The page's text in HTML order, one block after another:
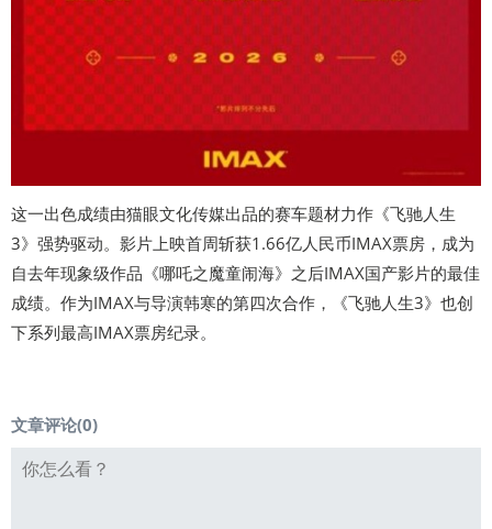
这一出色成绩由猫眼文化传媒出品的赛车题材力作《飞驰人生
3》强势驱动。影片上映首周斩获1.66亿人民币IMAX票房，成为
自去年现象级作品《哪吒之魔童闹海》之后IMAX国产影片的最佳
成绩。作为IMAX与导演韩寒的第四次合作，《飞驰人生3》也创
下系列最高IMAX票房纪录。
文章评论(0)